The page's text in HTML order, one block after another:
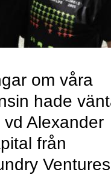
om våra
hade
Alexander
från
Ventures